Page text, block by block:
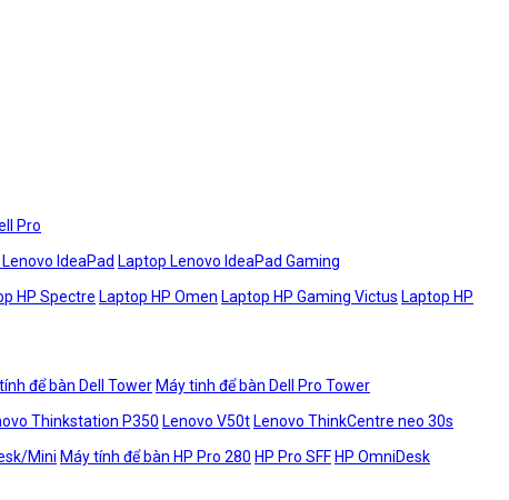
Pro
IdeaPad Laptop Lenovo IdeaPad Gaming
HP Spectre Laptop HP Omen Laptop HP Gaming Victus Laptop HP
để bàn Dell Tower Máy tinh để bàn Dell Pro Tower
Thinkstation P350 Lenovo V50t Lenovo ThinkCentre neo 30s
Mini Máy tính để bàn HP Pro 280 HP Pro SFF HP OmniDesk